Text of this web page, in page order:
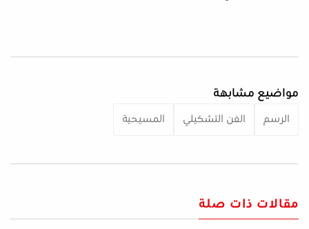
مواضيع مشابهة
الرسم الفن التشكيلي المسيحية
مقالات ذات صلة